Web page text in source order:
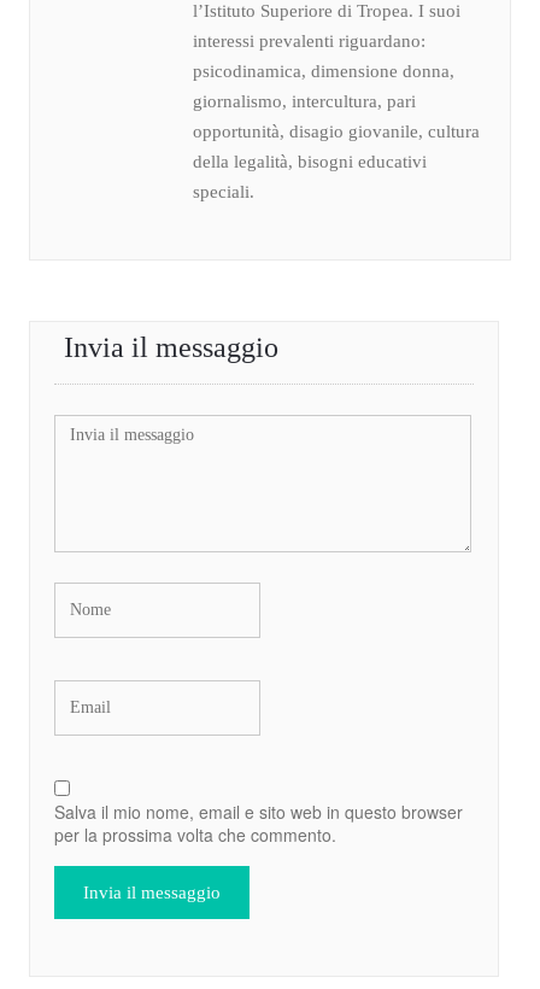
l’Istituto Superiore di Tropea. I suoi
interessi prevalenti riguardano:
psicodinamica, dimensione donna,
giornalismo, intercultura, pari
opportunità, disagio giovanile, cultura
della legalità, bisogni educativi
speciali.
Invia il messaggio
Salva il mio nome, email e sito web in questo browser
per la prossima volta che commento.